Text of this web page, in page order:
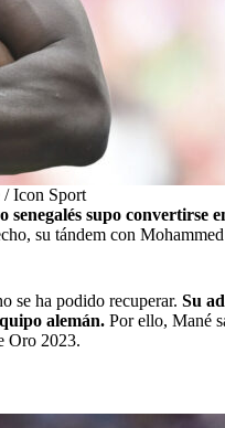
/ Icon Sport
senegalés supo convertirse
su tándem con
se ha podido recuperar. Su
alemán. Por ello, Mané
Oro 2023.